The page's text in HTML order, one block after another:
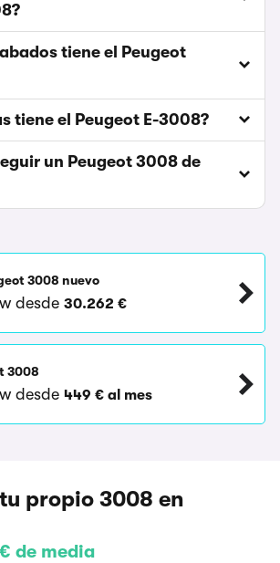
tiene el Peugeot
tiene el Peugeot E-3008?
un Peugeot 3008 de
3008 nuevo
desde 30.262 €
3008
desde 449 € al mes
propio 3008 en
de media